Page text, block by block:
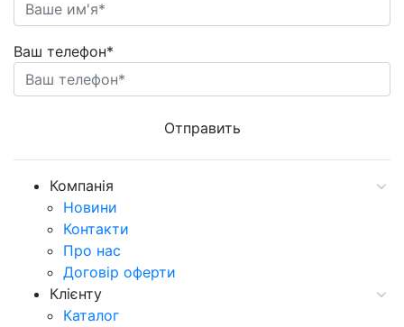
Ваш телефон*
Компанія
Новини
Контакти
Про нас
Договір оферти
Клієнту
Каталог